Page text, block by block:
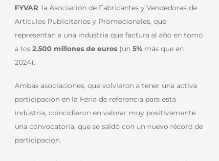
FYVAR, la Asociación de Fabricantes y Vendedores de
Artículos Publicitarios y Promocionales, que
representan a una industria que factura al año en torno
a los 2.500 millones de euros(un 5%más que en
2024).
Ambas asociaciones, que volvieron a tener una activa
participación en la Feria de referencia para esta
industria, coincidieron en valorar muy positivamente
una convocatoria, que se saldó con un nuevo récord de
participación.